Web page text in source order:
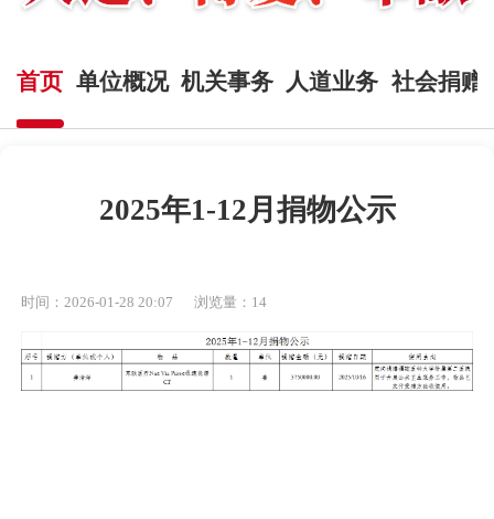
首页 单位概况 机关事务 人道业务 社会捐赠
2025年1-12月捐物公示
时间：2026-01-28 20:07 浏览量： 14